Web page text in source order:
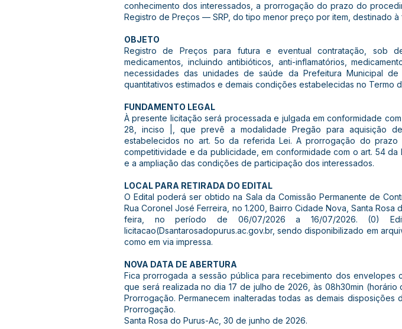
conhecimento dos interessados, a prorrogação do prazo do
Registro de Preços — SRP, do tipo menor preço por item, destinado
OBJETO
Registro de Preços para futura e eventual contratação, sob
medicamentos, incluindo antibióticos, anti-inflamatórios,
necessidades das unidades de saúde da Prefeitura Municipal
quantitativos estimados e demais condições estabelecidas no Termo
FUNDAMENTO LEGAL
À presente licitação será processada e julgada em conformidade
28, inciso |, que prevê a modalidade Pregão para aquisição
estabelecidos no art. 5o da referida Lei. A prorrogação do
competitividade e da publicidade, em conformidade com o art. 54 da
e a ampliação das condições de participação dos interessados.
LOCAL PARA RETIRADA DO EDITAL
O Edital poderá ser obtido na Sala da Comissão Permanente de
Rua Coronel José Ferreira, no 1.200, Bairro Cidade Nova, Santa
feira, no período de 06/07/2026 a 16/07/2026. (0)
licitacao(Dsantarosadopurus.ac.gov.br, sendo disponibilizado em
como em via impressa.
NOVA DATA DE ABERTURA
Fica prorrogada a sessão pública para recebimento dos
que será realizada no dia 17 de julho de 2026, às 08h30min
Prorrogação. Permanecem inalteradas todas as demais
Prorrogação.
Santa Rosa do Purus-Ac, 30 de junho de 2026.